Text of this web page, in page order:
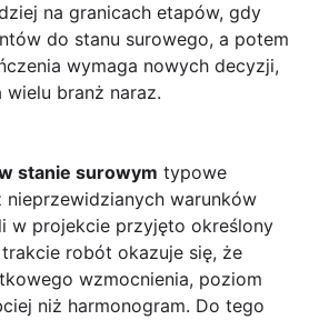
na granicach etapów, gdy
do stanu surowego, a potem
wymaga nowych decyzji,
branż naraz.
stanie surowym typowe
warunków
w projekcie przyjęto określony
robót okazuje się, że
wzmocnienia, poziom
niż harmonogram. Do tego